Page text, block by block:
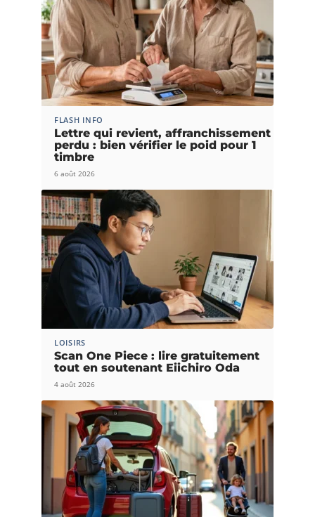
FLASH INFO
Lettre qui revient, affranchissement
perdu : bien vérifier le poid pour 1
timbre
6 août 2026
LOISIRS
Scan One Piece : lire gratuitement
tout en soutenant Eiichiro Oda
4 août 2026